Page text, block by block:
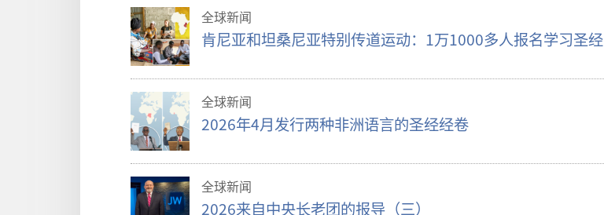
全球新闻
肯尼亚和坦桑尼亚特别传道运动：1万1000多人报名学习圣经
全球新闻
2026年4月发行两种非洲语言的圣经经卷
全球新闻
2026来自中央长老团的报导（三）